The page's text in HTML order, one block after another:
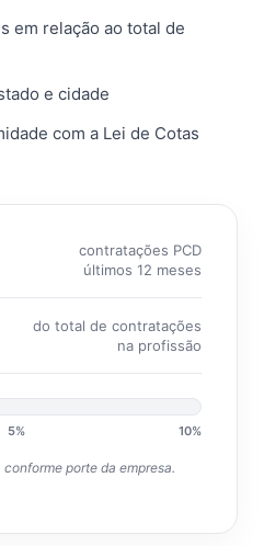
em relação ao total de
e cidade
com a Lei de Cotas
contratações PCD
últimos 12 meses
do total de contratações
na profissão
5% 10%
porte da empresa.